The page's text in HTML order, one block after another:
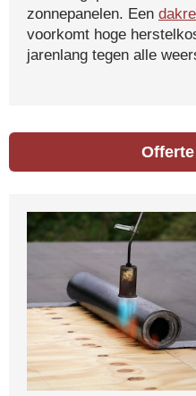
zonnepanelen. Een
voorkomt hoge
jarenlang tegen alle